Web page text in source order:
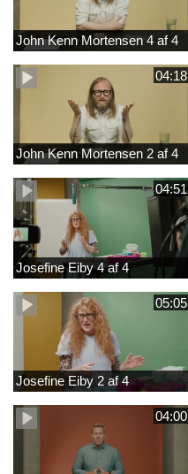
John Kenn Mortensen 4 af 4
04:18
John Kenn Mortensen 2 af 4
04:51
Josefine Eiby 4 af 4
05:05
Josefine Eiby 2 af 4
04:00